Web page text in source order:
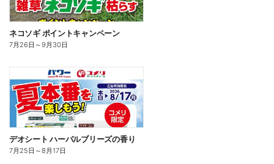
ネコソギ ポイントキャンペーン
7月26日 ～9月30日
デオシート ハーバルブリーズの香り
7月25日 ～8月17日